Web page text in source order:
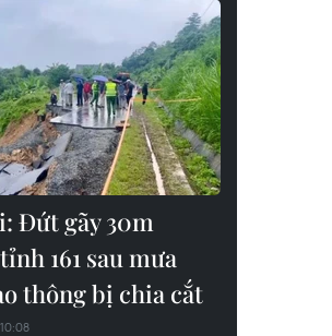
Đứt gãy 30m
161 sau mưa
thông bị chia cắt